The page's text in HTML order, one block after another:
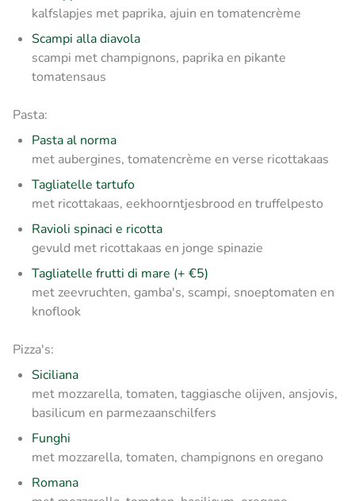
kalfslapjes met paprika, ajuin en tomatencrème
Scampi alla diavola
scampi met champignons, paprika en pikante
tomatensaus
Pasta:
Pasta al norma
met aubergines, tomatencrème en verse ricottakaas
Tagliatelle tartufo
met ricottakaas, eekhoorntjesbrood en truffelpesto
Ravioli spinaci e ricotta
gevuld met ricottakaas en jonge spinazie
Tagliatelle frutti di mare (+ €5)
met zeevruchten, gamba's, scampi, snoeptomaten en
knoflook
Pizza's:
Siciliana
met mozzarella, tomaten, taggiasche olijven, ansjovis,
basilicum en parmezaanschilfers
Funghi
met mozzarella, tomaten, champignons en oregano
Romana